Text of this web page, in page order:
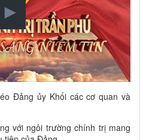
Đảng ủy Khối các cơ quan và
với ngôi trường chính trị mang